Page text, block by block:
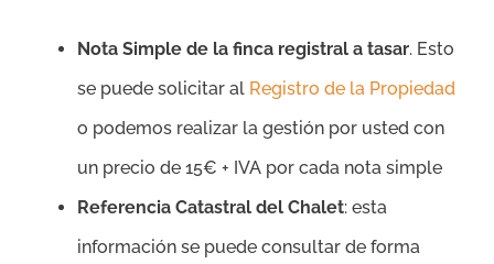
Nota Simple de la finca registral a tasar. Esto
se puede solicitar al Registro de la Propiedad
o podemos realizar la gestión por usted con
un precio de 15€ + IVA por cada nota simple
Referencia Catastral del Chalet: esta
información se puede consultar de forma